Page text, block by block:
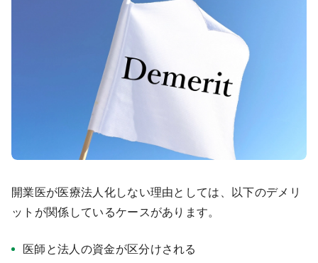
開業医が医療法人化しない理由としては、以下のデメリ
ットが関係しているケースがあります。
医師と法人の資金が区分けされる